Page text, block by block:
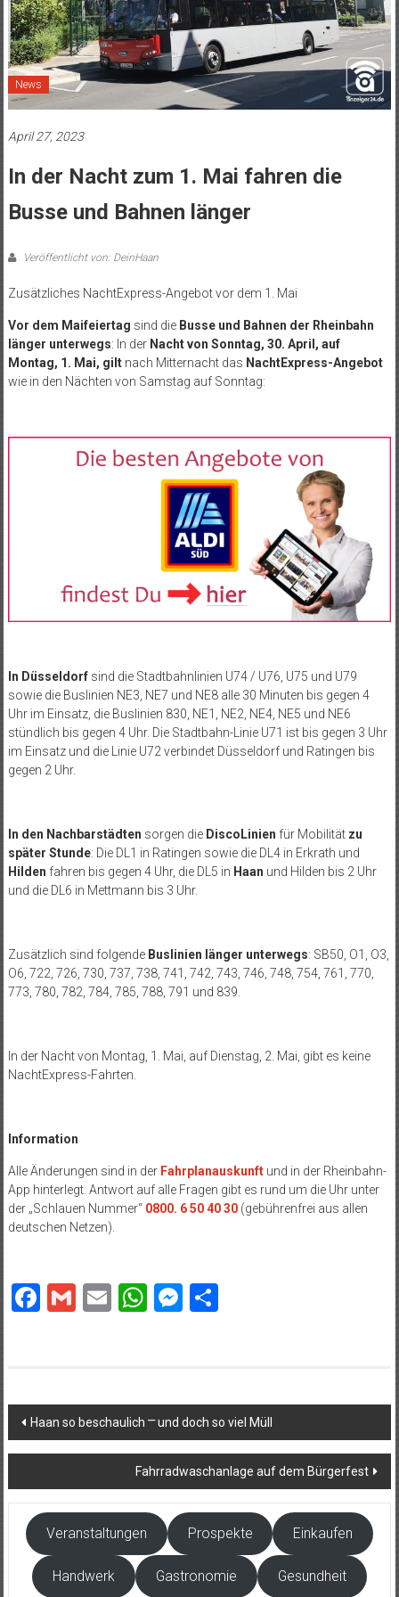
News
April 27, 2023
In der Nacht zum 1. Mai fahren die
Busse und Bahnen länger
Veröffentlicht von: DeinHaan
Zusätzliches NachtExpress-Angebot vor dem 1. Mai
Vor dem Maifeiertag sind die Busse und Bahnen der Rheinbahn
länger unterwegs: In der Nachtvon Sonntag, 30. April, auf
Montag, 1. Mai, giltnach Mitternacht das NachtExpress-Angebot
wie in den Nächten von Samstag auf Sonntag:
In Düsseldorf sind die Stadtbahnlinien U74 / U76, U75 und U79
sowie die Buslinien NE3, NE7 und NE8 alle 30 Minuten bis gegen 4
Uhr im Einsatz, die Buslinien 830, NE1, NE2, NE4, NE5 und NE6
stündlich bis gegen 4 Uhr. Die Stadtbahn-Linie U71 ist bis gegen 3 Uhr
im Einsatz und die Linie U72 verbindet Düsseldorf und Ratingen bis
gegen 2 Uhr.
In den Nachbarstädten sorgen die DiscoLinien für Mobilität zu
später Stunde: Die DL1 in Ratingen sowie die DL4 in Erkrath und
Hilden fahren bis gegen 4 Uhr, die DL5 in Haan und Hilden bis 2 Uhr
und die DL6 in Mettmann bis 3 Uhr.
Zusätzlich sind folgende Buslinien länger unterwegs: SB50, O1, O3,
O6, 722, 726, 730, 737, 738, 741, 742, 743, 746, 748, 754, 761, 770,
773, 780, 782, 784, 785, 788, 791 und 839.
In der Nacht von Montag, 1. Mai, auf Dienstag, 2. Mai, gibt es keine
NachtExpress-Fahrten.
Information
Alle Änderungen sind in der Fahrplanauskunftund in der Rheinbahn-
App hinterlegt. Antwort auf alle Fragen gibt es rund um die Uhr unter
der „Schlauen Nummer“ 0800. 6 50 40 30(gebührenfrei aus allen
deutschen Netzen).
Facebook
Gmail
EmailWhatsApp
Messenger
Teilen
Beitragsnavigation
Haan so beschaulich ⎻ und doch so viel Müll
Fahrradwaschanlage auf dem Bürgerfest
Veranstaltungen Prospekte Einkaufen
Handwerk Gastronomie Gesundheit